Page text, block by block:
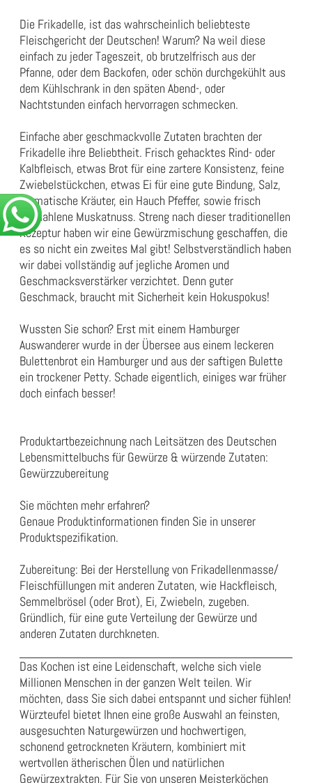
Die Frikadelle, ist das wahrscheinlich beliebteste
Fleischgericht der Deutschen! Warum? Na weil diese
einfach zu jeder Tageszeit, ob brutzelfrisch aus der
Pfanne, oder dem Backofen, oder schön durchgekühlt aus
dem Kühlschrank in den späten Abend-, oder
Nachtstunden einfach hervorragen schmecken.
Einfache aber geschmackvolle Zutaten brachten der
Frikadelle ihre Beliebtheit. Frisch gehacktes Rind- oder
Kalbfleisch, etwas Brot für eine zartere Konsistenz, feine
Zwiebelstückchen, etwas Ei für eine gute Bindung, Salz,
aromatische Kräuter, ein Hauch Pfeffer, sowie frisch
vermahlene Muskatnuss. Streng nach dieser traditionellen
Rezeptur haben wir eine Gewürzmischung geschaffen, die
es so nicht ein zweites Mal gibt! Selbstverständlich haben
wir dabei vollständig auf jegliche Aromen und
Geschmacksverstärker verzichtet. Denn guter
Geschmack, braucht mit Sicherheit kein Hokuspokus!
Wussten Sie schon? Erst mit einem Hamburger
Auswanderer wurde in der Übersee aus einem leckeren
Bulettenbrot ein Hamburger und aus der saftigen Bulette
ein trockener Petty. Schade eigentlich, einiges war früher
doch einfach besser!
Produktartbezeichnung nach Leitsätzen des Deutschen
Lebensmittelbuchs für Gewürze & würzende Zutaten:
Gewürzzubereitung
Sie möchten mehr erfahren?
Genaue Produktinformationen finden Sie in unserer
Produktspezifikation.
Zubereitung: Bei der Herstellung von Frikadellenmasse/
Fleischfüllungen mit anderen Zutaten, wie Hackfleisch,
Semmelbrösel (oder Brot), Ei, Zwiebeln, zugeben.
Gründlich, für eine gute Verteilung der Gewürze und
anderen Zutaten durchkneten.
Das Kochen ist eine Leidenschaft, welche sich viele
Millionen Menschen in der ganzen Welt teilen. Wir
möchten, dass Sie sich dabei entspannt und sicher fühlen!
Würzteufel bietet Ihnen eine große Auswahl an feinsten,
ausgesuchten Naturgewürzen und hochwertigen,
schonend getrockneten Kräutern, kombiniert mit
wertvollen ätherischen Ölen und natürlichen
Gewürzextrakten. Für Sie von unseren Meisterköchen